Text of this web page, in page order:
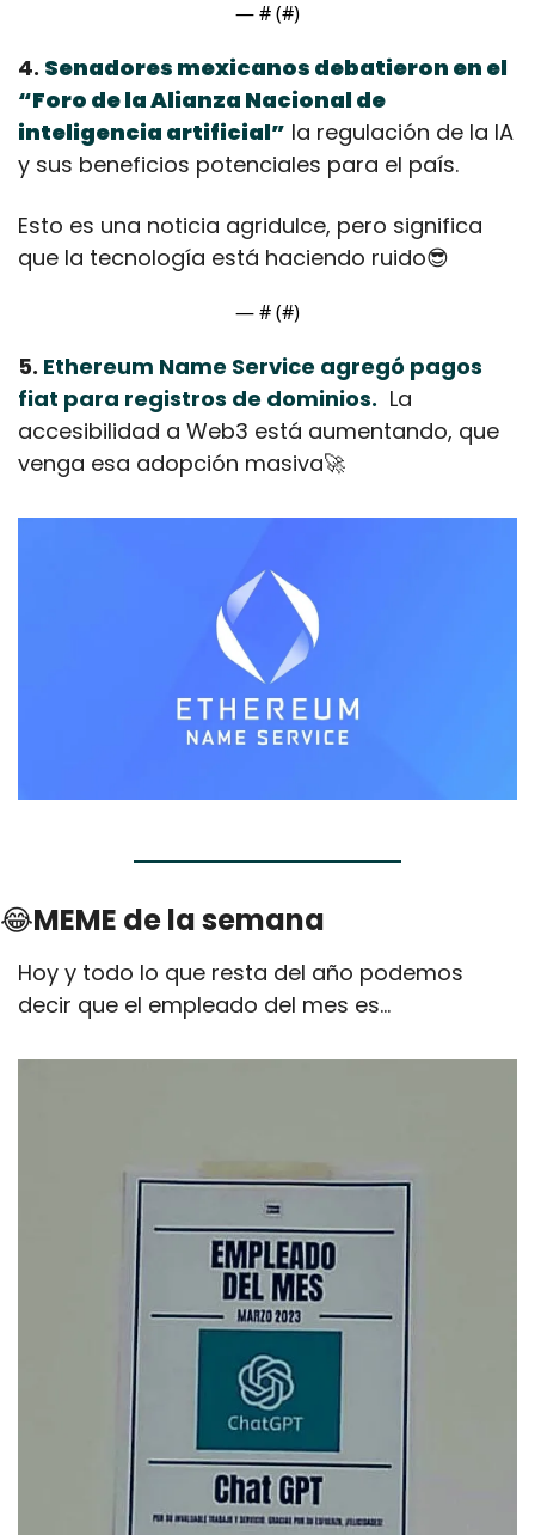
— # (#)
4. Senadores mexicanos debatieron en el
“Foro de la Alianza Nacional de
inteligencia artificial” la regulación de la IA
y sus beneficios potenciales para el país.
Esto es una noticia agridulce, pero significa
que la tecnología está haciendo ruido😎
— # (#)
5. Ethereum Name Service agregó pagos
fiat para registros de dominios.
  La
accesibilidad a Web3 está aumentando, que
venga esa adopción masiva🚀
😂MEME de la semana
Hoy y todo lo que resta del año podemos
decir que el empleado del mes es...